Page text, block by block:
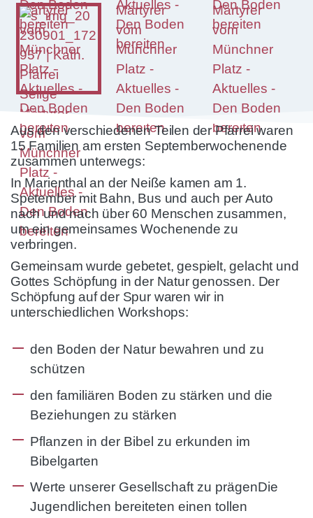
Aus den verschiedenen Teilen der Pfarrei waren
15 Familien am ersten Septemberwochenende
zusammen unterwegs:
In Marienthal an der Neiße kamen am 1.
Spetember mit Bahn, Bus und auch per Auto
nach und nach über 60 Menschen zusammen,
um ein gemeinsames Wochenende zu
verbringen.
Gemeinsam wurde gebetet, gespielt, gelacht und
Gottes Schöpfung in der Natur genossen. Der
Schöpfung auf der Spur waren wir in
unterschiedlichen Workshops:
den Boden der Natur bewahren und zu
schützen
den familiären Boden zu stärken und die
Beziehungen zu stärken
Pflanzen in der Bibel zu erkunden im
Bibelgarten
Werte unserer Gesellschaft zu prägenDie
Jugendlichen bereiteten einen tollen